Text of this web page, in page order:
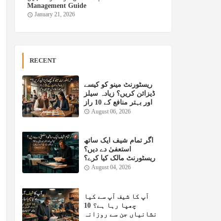
Management Guide
January 21, 2026
RECENT
ریسٹورنٹ مینو کو کیسے
ڈیزائن کریں؟ زیادہ سیلز
اور بہتر منافع کے 10 راز
August 06, 2026
اگر تمام شیف ایک ساتھ
استعفیٰ دے دیں؟
ریسٹورنٹ مالک کیا کرے؟
August 04, 2026
آپ کا شیف آپ سے کیا
چھپا رہا ہے؟ 10
نشانیاں جن سے روزانہ